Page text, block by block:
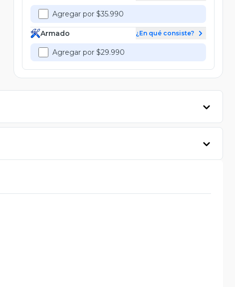
Agregar por $35.990
Armado ¿En qué consiste?
Agregar por $29.990